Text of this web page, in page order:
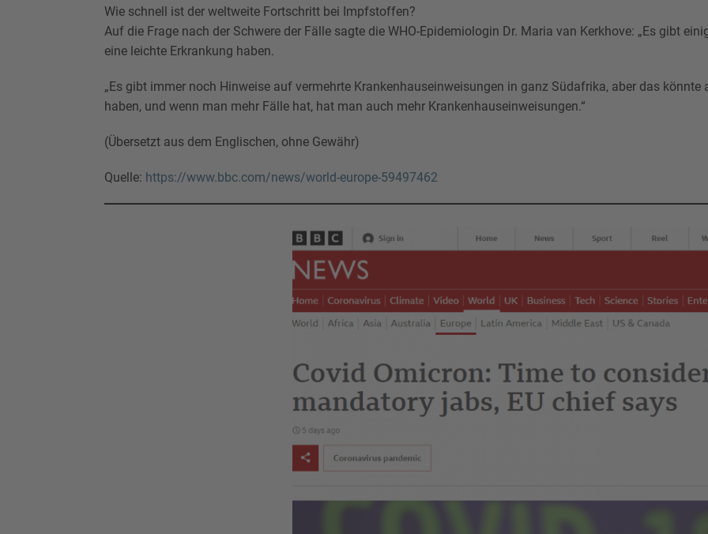
Wie schnell ist der weltweite Fortschritt bei Impfstoffen?
Auf die Frage nach der Schwere der Fälle sagte die WHO-Epidemiologin Dr. Maria van Kerkhove: „Es gibt
eine leichte Erkrankung haben.
„Es gibt immer noch Hinweise auf vermehrte Krankenhauseinweisungen in ganz Südafrika, aber das
haben, und wenn man mehr Fälle hat, hat man auch mehr Krankenhauseinweisungen.“
(Übersetzt aus dem Englischen, ohne Gewähr)
Quelle: https://www.bbc.com/news/world-europe-59497462